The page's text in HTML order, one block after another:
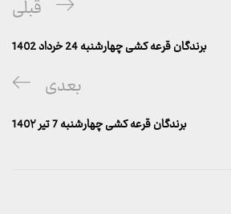
پست
قبلی
قبلی
برندگان قرعه کشی چهارشنبه 24 خرداد 1402
پست
بعدی
بعدی
برندگان قرعه کشی چهارشنبه 7 تیر 140۲